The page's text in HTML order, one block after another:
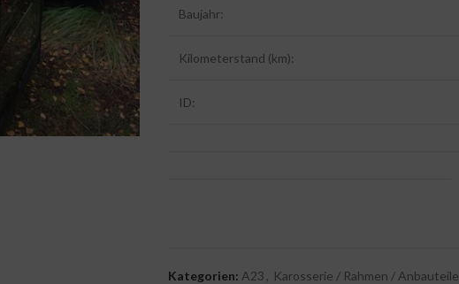
Baujahr:
Kilometerstand (km):
ID:
Kategorien: A23 , Karosserie / Rahmen / Anbauteile